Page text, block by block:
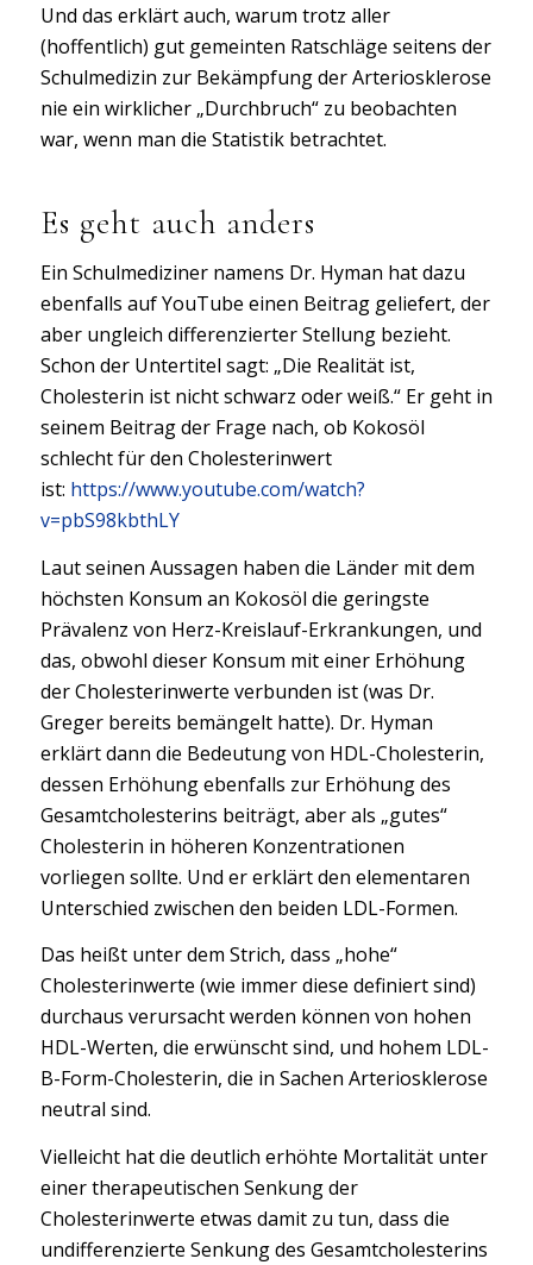
Und das erklärt auch, warum trotz aller
(hoffentlich) gut gemeinten Ratschläge seitens der
Schulmedizin zur Bekämpfung der Arteriosklerose
nie ein wirklicher „Durchbruch“ zu beobachten
war, wenn man die Statistik betrachtet.
Es geht auch anders
Ein Schulmediziner namens Dr. Hyman hat dazu
ebenfalls auf YouTube einen Beitrag geliefert, der
aber ungleich differenzierter Stellung bezieht.
Schon der Untertitel sagt: „Die Realität ist,
Cholesterin ist nicht schwarz oder weiß.“ Er geht in
seinem Beitrag der Frage nach, ob Kokosöl
schlecht für den Cholesterinwert
ist: https://www.youtube.com/watch?
v=pbS98kbthLY
Laut seinen Aussagen haben die Länder mit dem
höchsten Konsum an Kokosöl die geringste
Prävalenz von Herz-Kreislauf-Erkrankungen, und
das, obwohl dieser Konsum mit einer Erhöhung
der Cholesterinwerte verbunden ist (was Dr.
Greger bereits bemängelt hatte). Dr. Hyman
erklärt dann die Bedeutung von HDL-Cholesterin,
dessen Erhöhung ebenfalls zur Erhöhung des
Gesamtcholesterins beiträgt, aber als „gutes“
Cholesterin in höheren Konzentrationen
vorliegen sollte. Und er erklärt den elementaren
Unterschied zwischen den beiden LDL-Formen.
Das heißt unter dem Strich, dass „hohe“
Cholesterinwerte (wie immer diese definiert sind)
durchaus verursacht werden können von hohen
HDL-Werten, die erwünscht sind, und hohem LDL-
B-Form-Cholesterin, die in Sachen Arteriosklerose
neutral sind.
Vielleicht hat die deutlich erhöhte Mortalität unter
einer therapeutischen Senkung der
Cholesterinwerte etwas damit zu tun, dass die
undifferenzierte Senkung des Gesamtcholesterins